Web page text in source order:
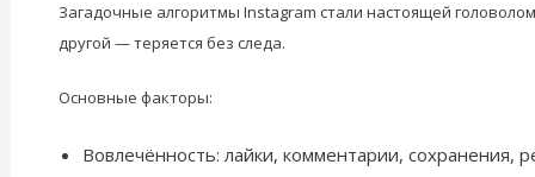
Загадочные алгоритмы Instagram стали настоящей
другой — теряется без следа.
Основные факторы:
Вовлечённость: лайки, комментарии, сохранения,